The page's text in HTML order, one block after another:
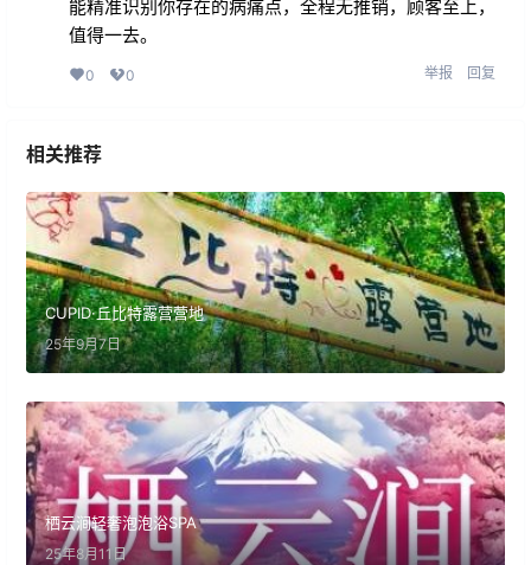
能精准识别你存在的病痛点，全程无推销，顾客至上，
值得一去。
0 0 举报 回复
相关推荐
CUPID·丘比特露营营地
25年9月7日
栖云涧轻奢泡泡浴SPA
25年8月11日